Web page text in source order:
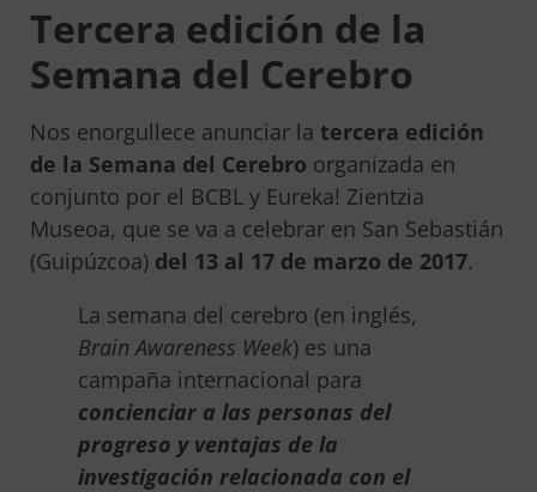
Tercera edición de la
Semana del Cerebro
Nos enorgullece anunciar la tercera edición
de la Semana del Cerebro organizada en
conjunto por el BCBL y Eureka! Zientzia
Museoa, que se va a celebrar en San Sebastián
(Guipúzcoa) del 13 al 17 de marzo de 2017.
La semana del cerebro (en inglés,
Brain Awareness Week) es una
campaña internacional para
concienciar a las personas del
progreso y ventajas de la
investigación relacionada con el